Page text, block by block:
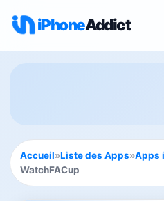
iPhoneAddict
Accueil»Liste des Apps»Apps
WatchFACup